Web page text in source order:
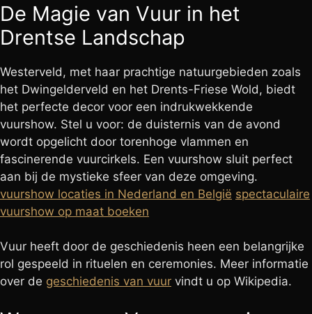
De Magie van Vuur in het
Drentse Landschap
Westerveld, met haar prachtige natuurgebieden zoals
het Dwingelderveld en het Drents-Friese Wold, biedt
het perfecte decor voor een indrukwekkende
vuurshow. Stel u voor: de duisternis van de avond
wordt opgelicht door torenhoge vlammen en
fascinerende vuurcirkels. Een vuurshow sluit perfect
aan bij de mystieke sfeer van deze omgeving.
vuurshow locaties in Nederland en België spectaculaire
vuurshow op maat boeken
Vuur heeft door de geschiedenis heen een belangrijke
rol gespeeld in rituelen en ceremonies. Meer informatie
over de geschiedenis van vuur vindt u op Wikipedia.